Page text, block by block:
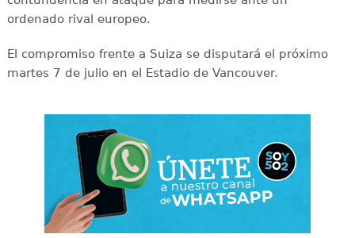
ordenado rival europeo.
El compromiso frente a Suiza se disputará el próximo
martes 7 de julio en el Estadio de Vancouver.